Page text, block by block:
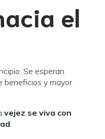
el
Se esperan
beneficios y mayor
vejez se viva con
.